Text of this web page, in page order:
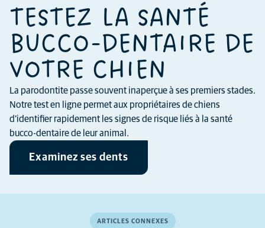
TESTEZ LA SANTÉ
BUCCO-DENTAIRE DE
VOTRE CHIEN
La parodontite passe souvent inaperçue à ses premiers stades.
Notre test en ligne permet aux propriétaires de chiens
d’identifier rapidement les signes de risque liés à la santé
bucco-dentaire de leur animal.
Examinez ses dents
ARTICLES CONNEXES